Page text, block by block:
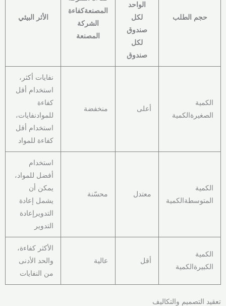
حجم الطلب
الواحد
لكل
صندوق
لكل
صندوق
المصنعةكفاءة
الشركة
المصنعة
الأثر البيئي
الكمية
الصغيرةالكمية
أعلى منخفضة
نفايات أكثر،
استخدام أقل
كفاءة
للموادنفايات،
استخدام أقل
كفاءة للمواد
الكمية
المتوسطةالكمية
معتدل محسّنة
استخدام
أفضل للمواد،
يمكن أن
يشمل إعادة
التدويرإعادة
التدوير
الكمية
الكبيرةالكمية
أقل عالية
الأكثر كفاءة،
والحد الأدنى
من النفايات
تعقيد التصميم والتكاليف